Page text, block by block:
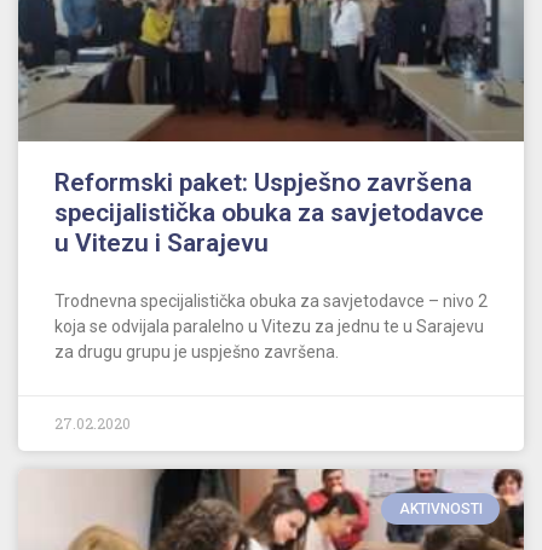
Reformski paket: Uspješno završena
specijalistička obuka za savjetodavce
u Vitezu i Sarajevu
Trodnevna specijalistička obuka za savjetodavce – nivo 2
koja se odvijala paralelno u Vitezu za jednu te u Sarajevu
za drugu grupu je uspješno završena.
27.02.2020
AKTIVNOSTI